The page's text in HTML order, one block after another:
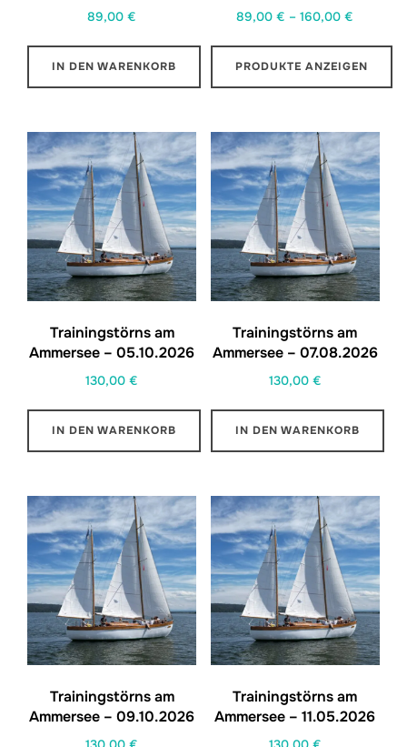
89,00€
IN DEN WARENKORB
89,00€ –160,00€
bis
PRODUKTE ANZEIGEN
Trainingstörns am
Ammersee – 05.10.2026
130,00€
IN DEN WARENKORB
Trainingstörns am
Ammersee – 07.08.2026
130,00 €
IN DEN WARENKORB
Trainingstörns am
Ammersee – 09.10.2026
Trainingstörns am
Ammersee – 11.05.2026